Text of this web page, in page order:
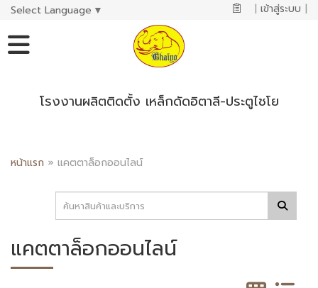
Select Language ▼ | เข้าสู่ระบบ |
โรงงานผลิตติดตั้ง เหล็กดัดอิตาลี-ประตูไชโย
หน้าแรก » แคตตาล็อกออนไลน์
แคตตาล็อกออนไลน์